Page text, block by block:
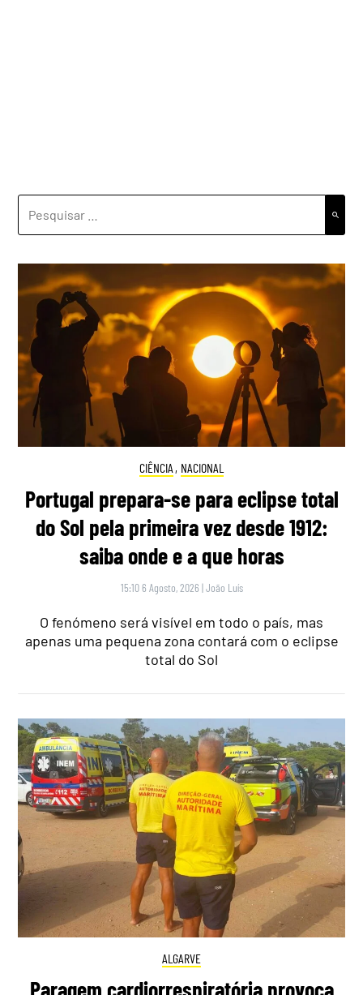
CIÊNCIA , NACIONAL
Portugal prepara-se para eclipse total
do Sol pela primeira vez desde 1912:
saiba onde e a que horas
15:10 6 Agosto, 2026 |João Luís
O fenómeno será visível em todo o país, mas
apenas uma pequena zona contará com o eclipse
total do Sol
ALGARVE
Paragem cardiorrespiratória provoca